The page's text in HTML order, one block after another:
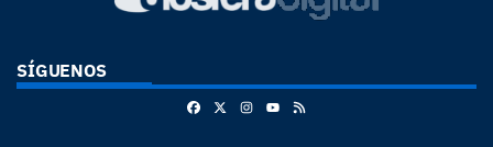
SÍGUENOS
FacebookInstagram